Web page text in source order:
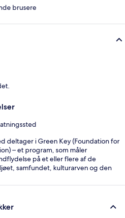
brusere
deltager i Green Key (Foundation for
– et program, som måler
på et eller flere af de
samfundet, kulturarven og den